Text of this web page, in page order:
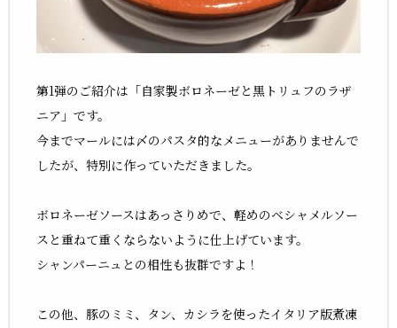
第1弾のご紹介は「自家製ボロネーゼと黒トリュフのラザ
ニア」です。
今までマールには〆のパスタ的なメニューがありませんで
したが、特別に作っていただきました。
ボロネーゼソースはあっさりめで、軽めのベシャメルソー
スと重ねて重くならないように仕上げています。
シャンパーニュとの相性も抜群ですよ！
この他、豚のミミ、タン、カシラを使ったイタリア版煮凍